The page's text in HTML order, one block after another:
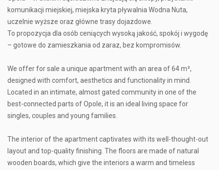
komunikacji miejskiej, miejska kryta pływalnia Wodna Nuta,
uczelnie wyższe oraz główne trasy dojazdowe.
To propozycja dla osób ceniących wysoką jakość, spokój i wygodę
– gotowe do zamieszkania od zaraz, bez kompromisów.
We offer for sale a unique apartment with an area of 64 m²,
designed with comfort, aesthetics and functionality in mind.
Located in an intimate, almost gated community in one of the
best-connected parts of Opole, it is an ideal living space for
singles, couples and young families.
The interior of the apartment captivates with its well-thought-out
layout and top-quality finishing. The floors are made of natural
wooden boards, which give the interiors a warm and timeless